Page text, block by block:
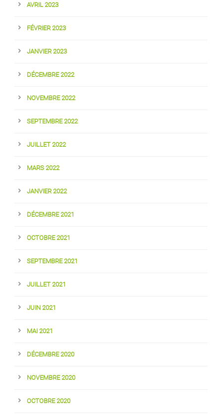
AVRIL 2023
FÉVRIER 2023
JANVIER 2023
DÉCEMBRE 2022
NOVEMBRE 2022
SEPTEMBRE 2022
JUILLET 2022
MARS 2022
JANVIER 2022
DÉCEMBRE 2021
OCTOBRE 2021
SEPTEMBRE 2021
JUILLET 2021
JUIN 2021
MAI 2021
DÉCEMBRE 2020
NOVEMBRE 2020
OCTOBRE 2020